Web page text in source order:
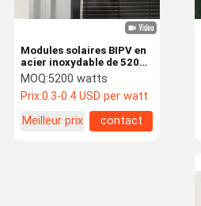
Modules solaires BIPV en
acier inoxydable de 520
watts Panneaux de
toiture photovoltaïques
intégrés
MOQ:5200 watts
Prix:0.3-0.4 USD per watt
Meilleur prix
contact